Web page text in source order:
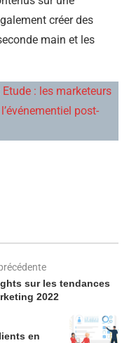
créer des
main et les
Etude : les marketeurs
post-
sur les tendances
2022
en